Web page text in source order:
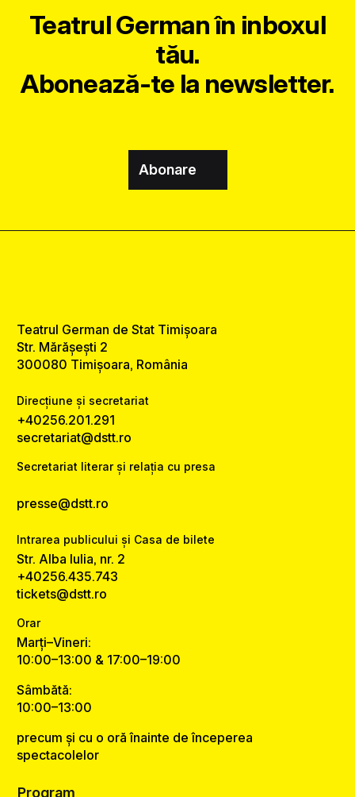
Teatrul German în inboxul
tău.
Abonează-te la newsletter.
Abonare
Teatrul German de Stat Timișoara
Str. Mărășești 2
300080 Timișoara, România
Direcțiune și secretariat
+40256.201.291
secretariat@dstt.ro
Secretariat literar și relația cu presa
presse@dstt.ro
Intrarea publicului și Casa de bilete
Str. Alba Iulia, nr. 2
+40256.435.743
tickets@dstt.ro
Orar
Marți–Vineri:
10:00–13:00 & 17:00–19:00
Sâmbătă:
10:00–13:00
precum și cu o oră înainte de începerea
spectacolelor
Program